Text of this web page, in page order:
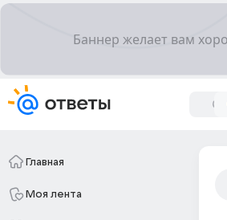
Главная
Моя лента